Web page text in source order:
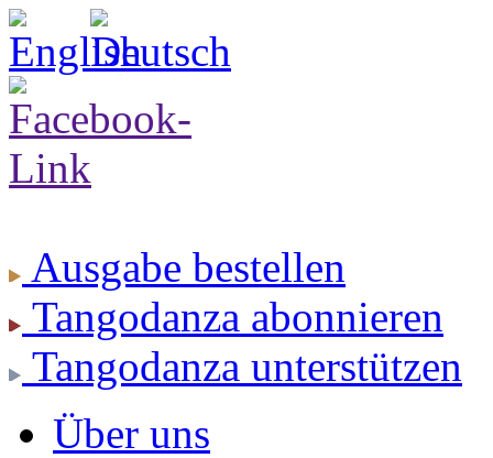
Ausgabe bestellen
Tangodanza abonnieren
Tangodanza unterstützen
Über uns